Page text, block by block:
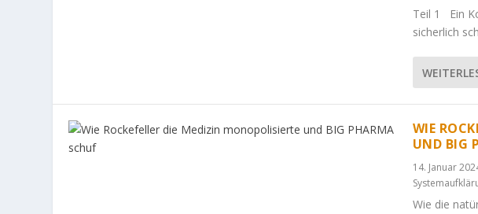
Teil 1 Ein
sicherlich
WIE
UND BIG
14. Januar
Wie die